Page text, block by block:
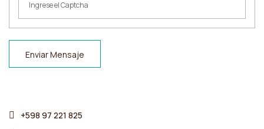
Enviar Mensaje
+598 97 221 825